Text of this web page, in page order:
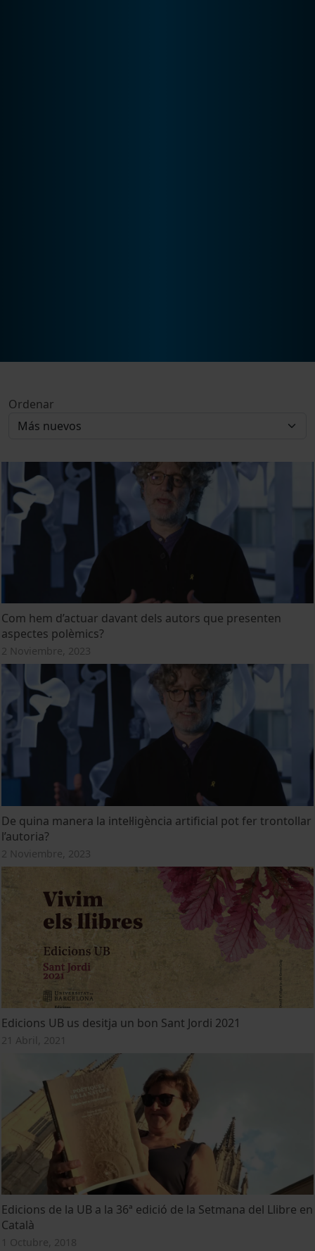
Ordenar
Com hem d’actuar davant dels autors que presenten
aspectes polèmics?
2 Noviembre, 2023
De quina manera la intel·ligència artificial pot fer trontollar
l’autoria?
2 Noviembre, 2023
Edicions UB us desitja un bon Sant Jordi 2021
21 Abril, 2021
Edicions de la UB a la 36ª edició de la Setmana del Llibre en
Català
1 Octubre, 2018